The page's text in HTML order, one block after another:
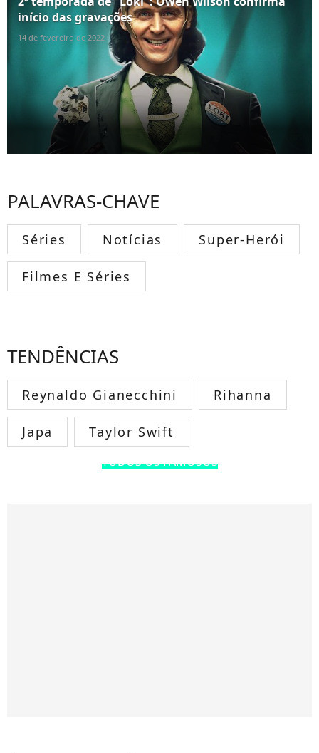
início das gravações
14 de fevereiro de 2022
PALAVRAS-CHAVE
Séries Notícias Super-Herói
Filmes E Séries
TENDÊNCIAS
Reynaldo Gianecchini Rihanna
Japa Taylor Swift
TODOS OS FAMOSOS